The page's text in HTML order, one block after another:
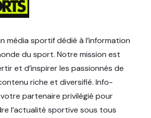
média sportif dédié à l’information
du sport. Notre mission est
et d’inspirer les passionnés de
riche et diversifié. Info-
partenaire privilégié pour
l’actualité sportive sous tous